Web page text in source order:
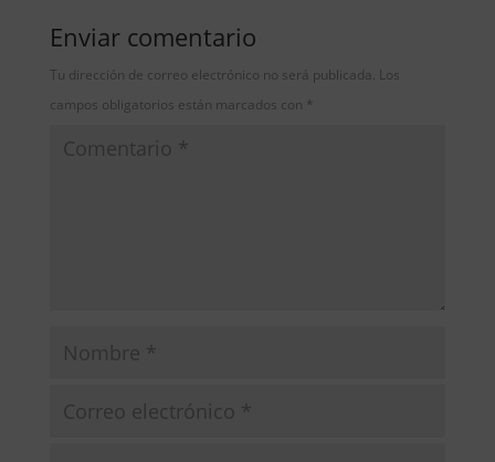
Enviar comentario
Tu dirección de correo electrónico no será publicada. Los
campos obligatorios están marcados con *